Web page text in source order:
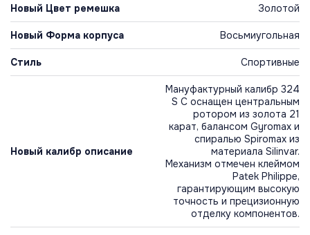
Новый Цвет ремешка Золотой
Новый Форма корпуса Восьмиугольная
Стиль Спортивные
Новый калибр описание
Мануфактурный калибр 324
S C оснащен центральным
ротором из золота 21
карат, балансом Gyromax и
спиралью Spiromax из
материала Silinvar.
Механизм отмечен клеймом
Patek Philippe,
гарантирующим высокую
точность и прецизионную
отделку компонентов.